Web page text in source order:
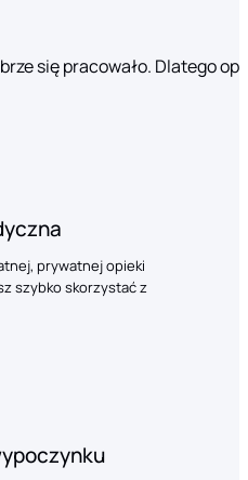
się pracowało. Dlatego
prywatnej opieki
szybko skorzystać z